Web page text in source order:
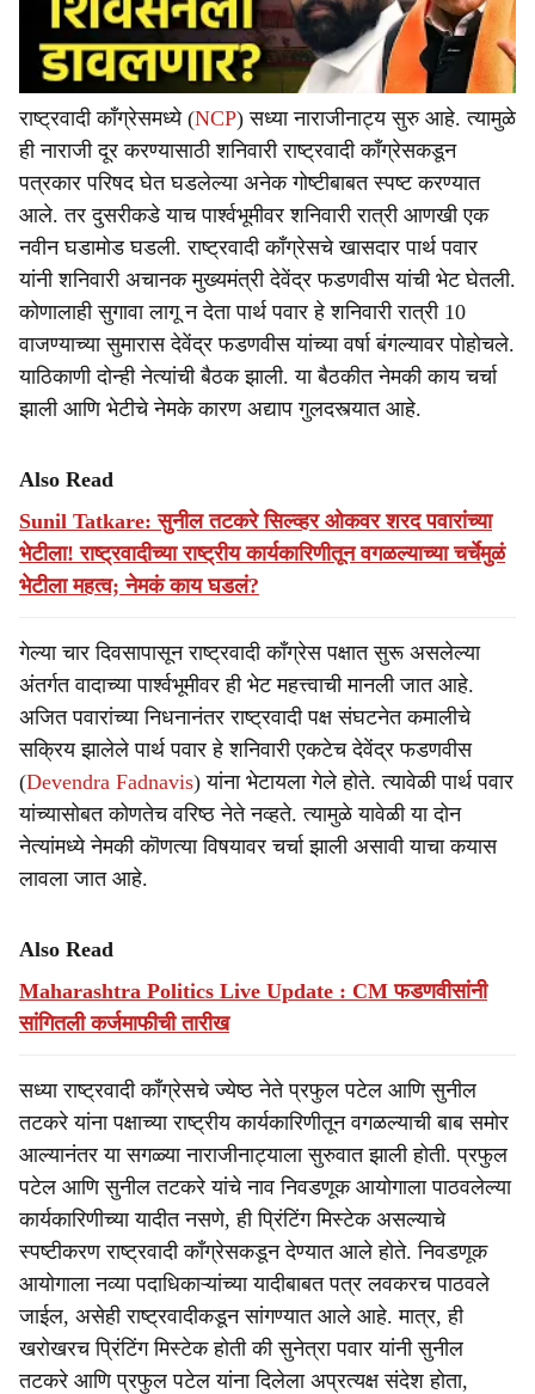
राष्ट्रवादी काँग्रेसमध्ये (NCP) सध्या नाराजीनाट्य सुरु आहे. त्यामुळे
ही नाराजी दूर करण्यासाठी शनिवारी राष्ट्रवादी काँग्रेसकडून
पत्रकार परिषद घेत घडलेल्या अनेक गोष्टीबाबत स्पष्ट करण्यात
आले. तर दुसरीकडे याच पार्श्वभूमीवर शनिवारी रात्री आणखी एक
नवीन घडामोड घडली. राष्ट्रवादी काँग्रेसचे खासदार पार्थ पवार
यांनी शनिवारी अचानक मुख्यमंत्री देवेंद्र फडणवीस यांची भेट घेतली.
कोणालाही सुगावा लागू न देता पार्थ पवार हे शनिवारी रात्री 10
वाजण्याच्या सुमारास देवेंद्र फडणवीस यांच्या वर्षा बंगल्यावर पोहोचले.
याठिकाणी दोन्ही नेत्यांची बैठक झाली. या बैठकीत नेमकी काय चर्चा
झाली आणि भेटीचे नेमके कारण अद्याप गुलदस्त्यात आहे.
Also Read
Sunil Tatkare: सुनील तटकरे सिल्व्हर ओकवर शरद पवारांच्या
भेटीला! राष्ट्रवादीच्या राष्ट्रीय कार्यकारिणीतून वगळल्याच्या चर्चेमुळं
भेटीला महत्व; नेमकं काय घडलं?
गेल्या चार दिवसापासून राष्ट्रवादी काँग्रेस पक्षात सुरू असलेल्या
अंतर्गत वादाच्या पार्श्वभूमीवर ही भेट महत्त्वाची मानली जात आहे.
अजित पवारांच्या निधनानंतर राष्ट्रवादी पक्ष संघटनेत कमालीचे
सक्रिय झालेले पार्थ पवार हे शनिवारी एकटेच देवेंद्र फडणवीस
(Devendra Fadnavis) यांना भेटायला गेले होते. त्यावेळी पार्थ पवार
यांच्यासोबत कोणतेच वरिष्ठ नेते नव्हते. त्यामुळे यावेळी या दोन
नेत्यांमध्ये नेमकी कॊणत्या विषयावर चर्चा झाली असावी याचा कयास
लावला जात आहे.
Also Read
Maharashtra Politics Live Update : CM फडणवीसांनी
सांगितली कर्जमाफीची तारीख
सध्या राष्ट्रवादी काँग्रेसचे ज्येष्ठ नेते प्रफुल पटेल आणि सुनील
तटकरे यांना पक्षाच्या राष्ट्रीय कार्यकारिणीतून वगळल्याची बाब समोर
आल्यानंतर या सगळ्या नाराजीनाट्याला सुरुवात झाली होती. प्रफुल
पटेल आणि सुनील तटकरे यांचे नाव निवडणूक आयोगाला पाठवलेल्या
कार्यकारिणीच्या यादीत नसणे, ही प्रिंटिंग मिस्टेक असल्याचे
स्पष्टीकरण राष्ट्रवादी काँग्रेसकडून देण्यात आले होते. निवडणूक
आयोगाला नव्या पदाधिकाऱ्यांच्या यादीबाबत पत्र लवकरच पाठवले
जाईल, असेही राष्ट्रवादीकडून सांगण्यात आले आहे. मात्र, ही
खरोखरच प्रिंटिंग मिस्टेक होती की सुनेत्रा पवार यांनी सुनील
तटकरे आणि प्रफुल पटेल यांना दिलेला अप्रत्यक्ष संदेश होता,